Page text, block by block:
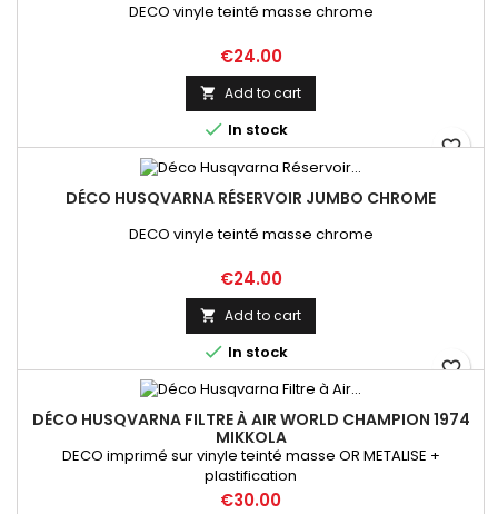
DECO vinyle teinté masse chrome
Price
€24.00
 Add to cart
 In stock
favorite_border
DÉCO HUSQVARNA RÉSERVOIR JUMBO CHROME
DECO vinyle teinté masse chrome
Price
€24.00
 Add to cart
 In stock
favorite_border
DÉCO HUSQVARNA FILTRE À AIR WORLD CHAMPION 1974
MIKKOLA
DECO imprimé sur vinyle teinté masse OR METALISE +
plastification
Price
€30.00